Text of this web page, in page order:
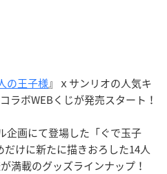
の王子様』ｘサンリオの人気キ
ラボWEBくじが発売スタート！
企画にて登場した「ぐで玉子
けに新たに描きおろした14人
満載のグッズラインナップ！